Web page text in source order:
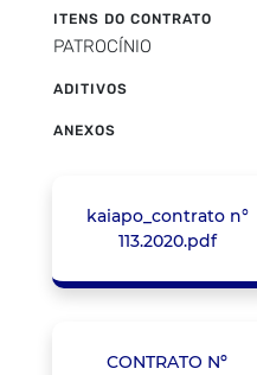
ITENS DO CONTRATO
PATROCÍNIO
ADITIVOS
ANEXOS
kaiapo_contrato n°
113.2020.pdf
CONTRATO Nº